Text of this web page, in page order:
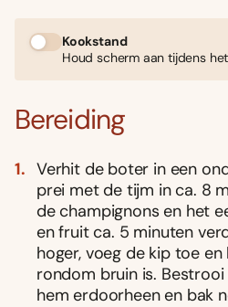
Kookstand
Houd scherm aan tijdens
Bereiding
Verhit de boter in een
prei met de tijm in ca. 8
de champignons en het
en fruit ca. 5 minuten
hoger, voeg de kip toe
rondom bruin is.
hem erdoorheen en bak